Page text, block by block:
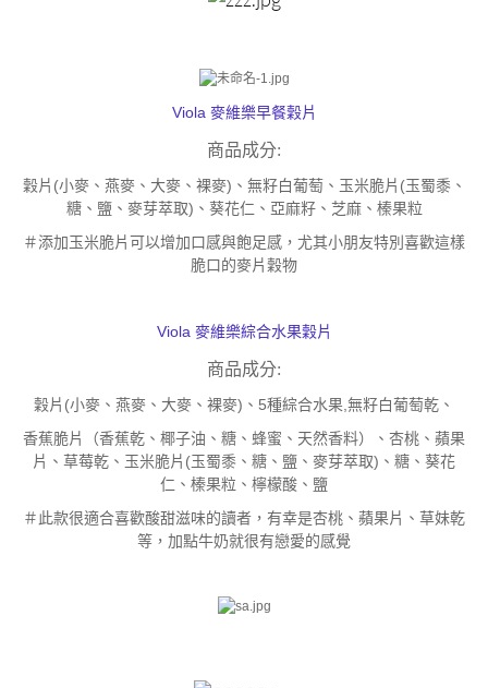
Viola 麥維樂早餐穀片
商品成分:
穀片(小麥、燕麥、大麥、裸麥)、無籽白葡萄、玉米脆片(玉蜀黍、
糖、鹽、麥芽萃取)、葵花仁、亞麻籽、芝麻、榛果粒
＃添加玉米脆片可以增加口感與飽足感，尤其小朋友特別喜歡這樣
脆口的麥片穀物
Viola 麥維樂綜合水果穀片
商品成分:
穀片(小麥、燕麥、大麥、裸麥)、5種綜合水果, 無籽白葡萄乾、
香蕉脆片（香蕉乾、椰子油、糖、蜂蜜、天然香料）、杏桃、蘋果
片、草莓乾、玉米脆片(玉蜀黍、糖、鹽、麥芽萃取)、糖、葵花
仁、榛果粒、檸檬酸、鹽
＃此款很適合喜歡酸甜滋味的讀者，有幸是杏桃、蘋果片、草妹乾
等，加點牛奶就很有戀愛的感覺